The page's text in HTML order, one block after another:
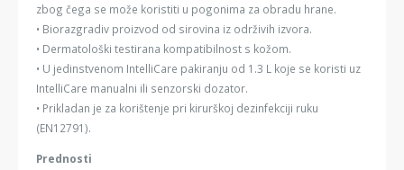
zbog čega se može koristiti u pogonima za obradu hrane.
• Biorazgradiv proizvod od sirovina iz održivih izvora.
• Dermatološki testirana kompatibilnost s kožom.
• U jedinstvenom IntelliCare pakiranju od 1.3 L koje se koristi uz
IntelliCare manualni ili senzorski dozator.
• Prikladan je za korištenje pri kirurškoj dezinfekciji ruku
(EN12791).
Prednosti